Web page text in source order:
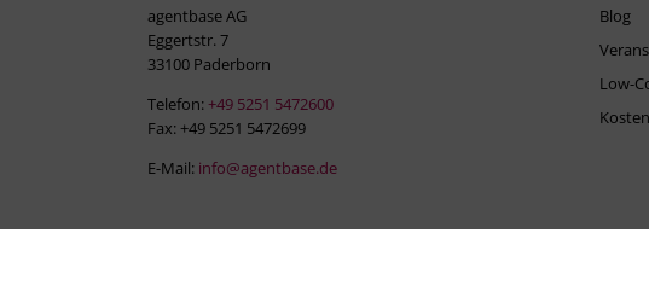
agentbase AG
Eggertstr. 7
33100 Paderborn
Telefon: +49 5251 5472600
Fax: +49 5251 5472699
E-Mail: info@agentbase.de
Blog
Low-